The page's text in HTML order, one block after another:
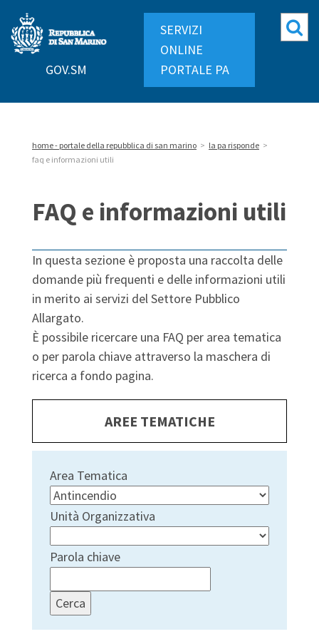
Repubblica
di
GOV.SM
SERVIZI
ONLINE
PORTALE PA
home - portale della repubblica di san marino > la pa risponde >
faq e informazioni utili
FAQ e informazioni utili
In questa sezione è proposta una raccolta delle
domande più frequenti e delle informazioni utili
in merito ai servizi del Settore Pubblico
Allargato.
È possibile ricercare una FAQ per area tematica
o per parola chiave attraverso la maschera di
ricerca a fondo pagina.
AREE TEMATICHE
Area Tematica
Unità Organizzativa
Parola chiave